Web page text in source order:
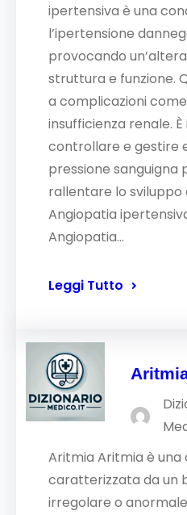
ipertensiva è una
l’ipertensione
provocando
struttura e funzione.
a complicazioni
insufficienza renale.
controllare e gestire
pressione sanguigna
rallentare lo sviluppo
Angiopatia
Angiopatia…
Leggi Tutto
Aritmia Aritmia è una
caratterizzata da un
irregolare o